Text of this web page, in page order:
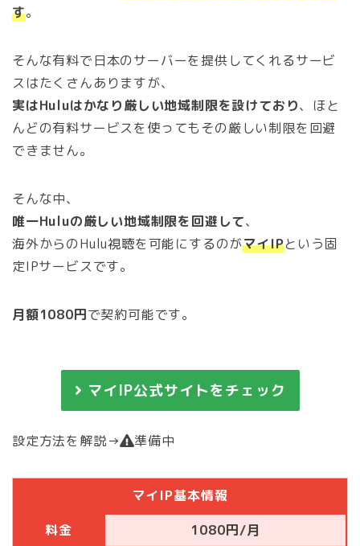
す。
そんな有料で日本のサーバーを提供してくれるサービ
スはたくさんありますが、
実はHuluはかなり厳しい地域制限を設けており、ほと
んどの有料サービスを使ってもその厳しい制限を回避
できません。
そんな中、
唯一Huluの厳しい地域制限を回避して、
海外からのHulu視聴を可能にするのがマイIPという固
定IPサービスです。
月額1080円で契約可能です。
マイIP公式サイトをチェック
設定方法を解説→ 準備中
マイIP基本情報
料金
1080円/月